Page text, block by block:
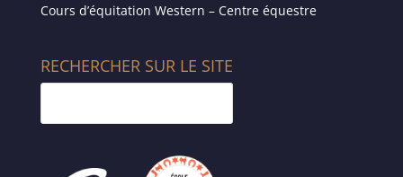
Cours d’équitation Western – Centre équestre
RECHERCHER SUR LE SITE